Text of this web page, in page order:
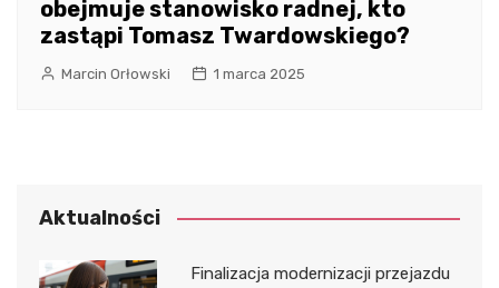
obejmuje stanowisko radnej, kto
zastąpi Tomasz Twardowskiego?
Marcin Orłowski 1 marca 2025
Aktualności
Finalizacja modernizacji przejazdu